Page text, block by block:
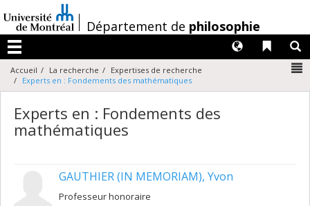
au
contenu
/Département de philosophie
Menu
Liens
Langues
Accueil La recherche
Expertises de recherche
Experts en : Fondements des mathématiques
Experts en : Fondements des
mathématiques
GAUTHIER (IN MEMORIAM), Yvon
Professeur honoraire